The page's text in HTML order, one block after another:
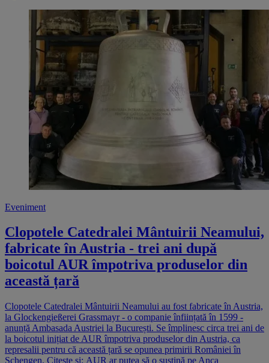
Eveniment
Clopotele Catedralei Mântuirii Neamului,
fabricate în Austria - trei ani după
boicotul AUR împotriva produselor din
această țară
Clopotele Catedralei Mântuirii Neamului au fost fabricate în Austria,
la Glockengießerei Grassmayr - o companie înființată în 1599 -
anunță Ambasada Austriei la București. Se împlinesc circa trei ani de
la boicotul inițiat de AUR împotriva produselor din Austria, ca
represalii pentru că această țară se opunea primirii României în
Schengen. Citește și: AUR ar putea să o susțină pe Anca